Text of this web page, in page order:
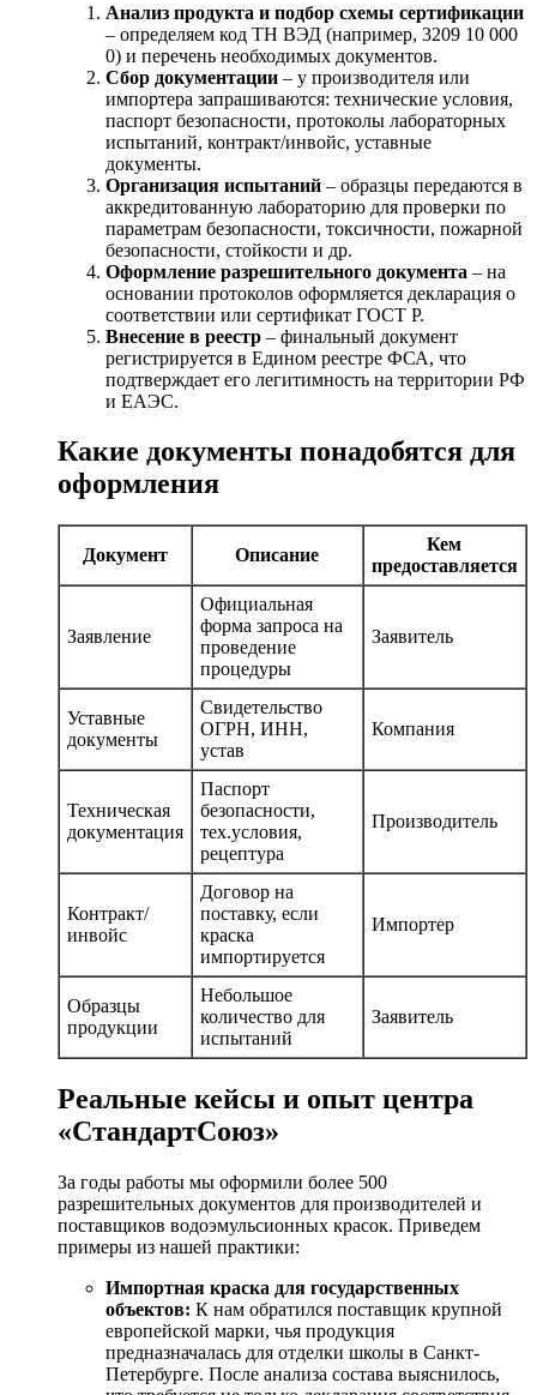
Анализ продукта и подбор схемы сертификации
– определяем код ТН ВЭД (например, 3209 10 000
0) и перечень необходимых документов.
Сбор документации – у производителя или
импортера запрашиваются: технические условия,
паспорт безопасности, протоколы лабораторных
испытаний, контракт/инвойс, уставные
документы.
Организация испытаний – образцы передаются в
аккредитованную лабораторию для проверки по
параметрам безопасности, токсичности, пожарной
безопасности, стойкости и др.
Оформление разрешительного документа – на
основании протоколов оформляется декларация о
соответствии или сертификат ГОСТ Р.
Внесение в реестр – финальный документ
регистрируется в Едином реестре ФСА, что
подтверждает его легитимность на территории РФ
и ЕАЭС.
Какие документы понадобятся для
оформления
Документ Описание
Кем
предоставляется
Заявление
Официальная
форма запроса на
проведение
процедуры
Заявитель
Уставные
документы
Свидетельство
ОГРН, ИНН,
устав
Компания
Техническая
документация
Паспорт
безопасности,
тех.условия,
рецептура
Производитель
Контракт/
инвойс
Договор на
поставку, если
краска
импортируется
Импортер
Образцы
продукции
Небольшое
количество для
испытаний
Заявитель
Реальные кейсы и опыт центра
«СтандартСоюз»
За годы работы мы оформили более 500
разрешительных документов для производителей и
поставщиков водоэмульсионных красок. Приведем
примеры из нашей практики:
Импортная краска для государственных
объектов: К нам обратился поставщик крупной
европейской марки, чья продукция
предназначалась для отделки школы в Санкт-
Петербурге. После анализа состава выяснилось,